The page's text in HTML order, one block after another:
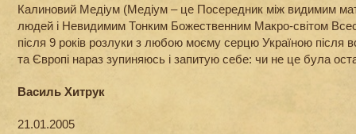
Калиновий Медіум (Медіум – це Посередник між видимим
людей і Невидимим Тонким Божественним Макро-світом
після 9 років розлуки з любою моєму серцю Україною після
та Європі нараз зупиняюсь і запитую себе: чи не це була
Василь Хитрук
21.01.2005